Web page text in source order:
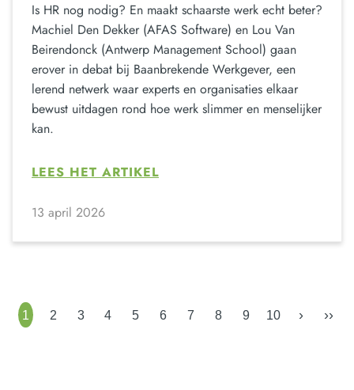
Is HR nog nodig? En maakt schaarste werk echt beter?
Machiel Den Dekker (AFAS Software) en Lou Van
Beirendonck (Antwerp Management School) gaan
erover in debat bij Baanbrekende Werkgever, een
lerend netwerk waar experts en organisaties elkaar
bewust uitdagen rond hoe werk slimmer en menselijker
kan.
LEES HET ARTIKEL
13 april 2026
1 2 3 4 5 6 7 8 9 10 › ››